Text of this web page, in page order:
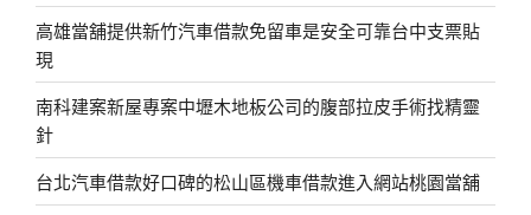
高雄當舖提供新竹汽車借款免留車是安全可靠台中支票貼
現
南科建案新屋專案中壢木地板公司的腹部拉皮手術找精靈
針
台北汽車借款好口碑的松山區機車借款進入網站桃園當舖